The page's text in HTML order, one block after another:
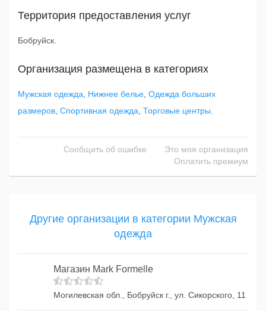
Территория предоставления услуг
Бобруйск.
Организация размещена в категориях
Мужская одежда Нижнее белье Одежда больших
размеров Спортивная одежда Торговые центры
Сообщить об ошибке
Это моя организация
Оплатить премиум
Другие организации в категории Мужская
одежда
Магазин Mark Formelle
Могилевская обл., Бобруйск г., ул. Сикорского, 11